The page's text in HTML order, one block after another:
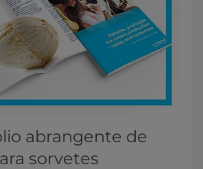
abrangente de
sorvetes